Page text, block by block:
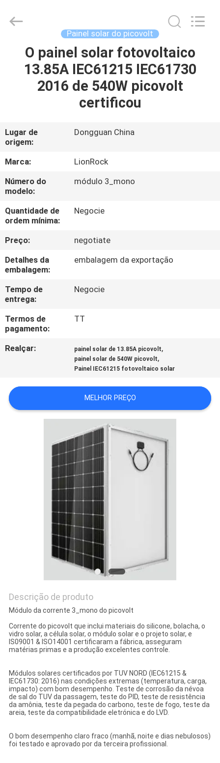
CASA
PRODUTOS
NÓS
EXCURSÃO
DA
FÁBRICA
CONTROLE
DA
QUALIDADE
CONTACTE-
NOS
UMAS
MAPA
PRIVACY
corporate
limited.
Painel solar do picovolt
O painel solar fotovoltaico
13.85A IEC61215 IEC61730
2016 de 540W picovolt
certificou
Lugar de
origem:
Dongguan China
Marca:
LionRock
Número do
modelo:
módulo 3_mono
Quantidade de
ordem mínima:
Negocie
Preço:
negotiate
Detalhes da
embalagem:
embalagem da exportação
Tempo de
entrega:
Negocie
Termos de
pagamento:
TT
Realçar: painel solar de 13.85A picovolt,
painel solar de 540W picovolt,
Painel IEC61215 fotovoltaico solar
MELHOR PREÇO
Descrição de produto
Módulo da corrente 3_mono do picovolt
Corrente do picovolt que inclui materiais do silicone, bolacha, o
vidro solar, a célula solar, o módulo solar e o projeto solar, e
IS09001 & ISO14001 certificaram a fábrica, asseguram
matérias primas e a produção excelentes controle.
Módulos solares certificados por TUV NORD (IEC61215 &
IEC61730: 2016) nas condições extremas (temperatura, carga,
impacto) com bom desempenho. Teste de corrosão da névoa
de sal do TUV da passagem, teste do PID, teste de resistência
da amônia, teste da pegada do carbono, teste de fogo, teste da
areia, teste da compatibilidade eletrónica e do LVD.
O bom desempenho claro fraco (manhã, noite e dias nebulosos)
foi testado e aprovado por da terceira profissional.